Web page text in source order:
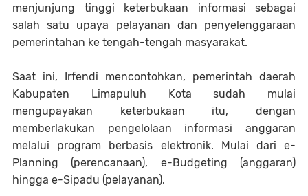
menjunjung tinggi keterbukaan informasi sebagai
salah satu upaya pelayanan dan penyelenggaraan
pemerintahan ke tengah-tengah masyarakat.
Saat ini, Irfendi mencontohkan, pemerintah daerah
Kabupaten Limapuluh Kota sudah mulai
mengupayakan keterbukaan itu, dengan
memberlakukan pengelolaan informasi anggaran
melalui program berbasis elektronik. Mulai dari e-
Planning (perencanaan), e-Budgeting (anggaran)
hingga e-Sipadu (pelayanan).